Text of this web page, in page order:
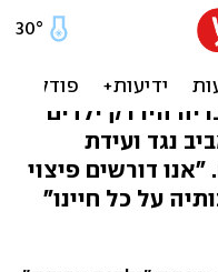
פיצוי
היו רק ילדים
נגד ועידת
דורשים פיצוי
על כל חיינו"